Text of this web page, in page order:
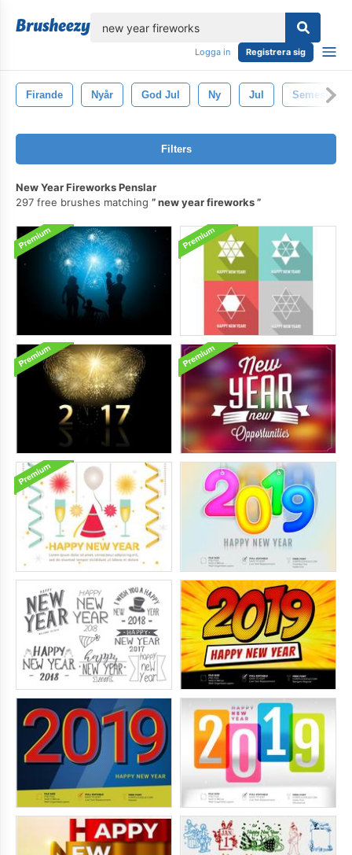
Logga in Registrera sig
Firande Nyår God Jul Ny Jul Semester
Filters
New Year Fireworks Penslar
297 free brushes matching
new year fireworks